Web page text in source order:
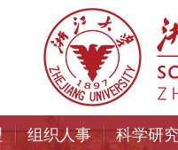
组织人事 科学研